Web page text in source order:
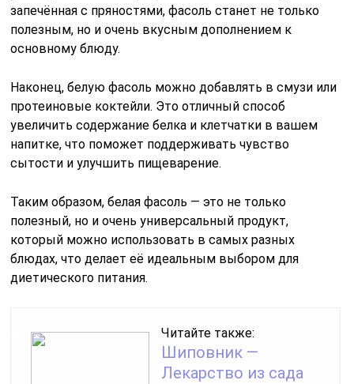
запечённая с пряностями, фасоль станет не только
полезным, но и очень вкусным дополнением к
основному блюду.
Наконец, белую фасоль можно добавлять в смузи или
протеиновые коктейли. Это отличный способ
увеличить содержание белка и клетчатки в вашем
напитке, что поможет поддерживать чувство
сытости и улучшить пищеварение.
Таким образом, белая фасоль — это не только
полезный, но и очень универсальный продукт,
который можно использовать в самых разных
блюдах, что делает её идеальным выбором для
диетического питания.
Читайте также:
Шиповник —
Лекарство из сада